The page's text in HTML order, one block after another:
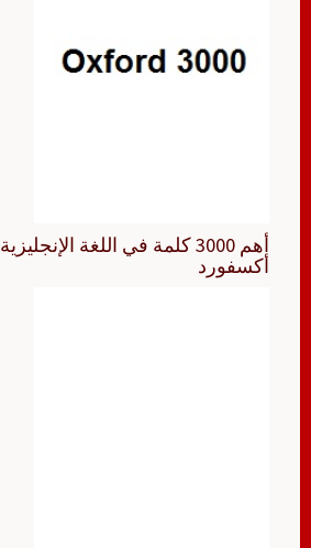
أهم 3000 كلمة في اللغة
أكسفورد